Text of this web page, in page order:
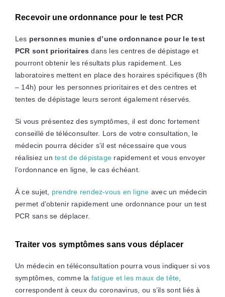
Recevoir une ordonnance pour le test PCR
Les personnes munies d’une ordonnance pour le test
PCR sont prioritaires dans les centres de dépistage et
pourront obtenir les résultats plus rapidement. Les
laboratoires mettent en place des horaires spécifiques (8h
– 14h) pour les personnes prioritaires et des centres et
tentes de dépistage leurs seront également réservés.
Si vous présentez des symptômes, il est donc fortement
conseillé de téléconsulter. Lors de votre consultation, le
médecin pourra décider s’il est nécessaire que vous
réalisiez untest de dépistage rapidement et vous envoyer
l’ordonnance en ligne, le cas échéant.
À ce sujet, prendre rendez-vous en ligne avec un médecin
permet d’obtenir rapidement une ordonnance pour un test
PCR sans se déplacer.
Traiter vos symptômes sans vous déplacer
Un médecin en téléconsultation pourra vous indiquer si vos
symptômes, comme la fatigue et les maux de tête,
correspondent à ceux du coronavirus, ou s’ils sont liés à